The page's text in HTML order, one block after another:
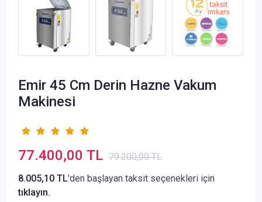
Emir 45 Cm Derin Hazne Vakum
Makinesi
77.400,00 TL 79.200,00 TL
8.005,10 TL'den başlayan taksit seçenekleri için
tıklayın.